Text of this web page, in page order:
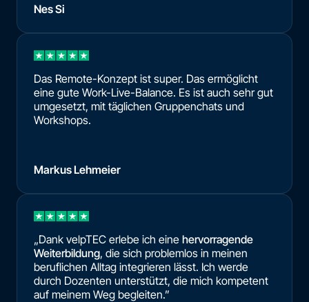
Nes Si
Das Remote-Konzept ist super. Das ermöglicht
eine gute Work-Live-Balance. Es ist auch sehr gut
umgesetzt, mit täglichen Gruppenchats und
Workshops.
Markus Lehmeier
„Dank velpTEC erlebe ich eine hervorragende
Weiterbildung, die sich problemlos in meinen
beruflichen Alltag integrieren lässt. Ich werde
durch Dozenten unterstützt, die mich kompetent
auf meinem Weg begleiten.”